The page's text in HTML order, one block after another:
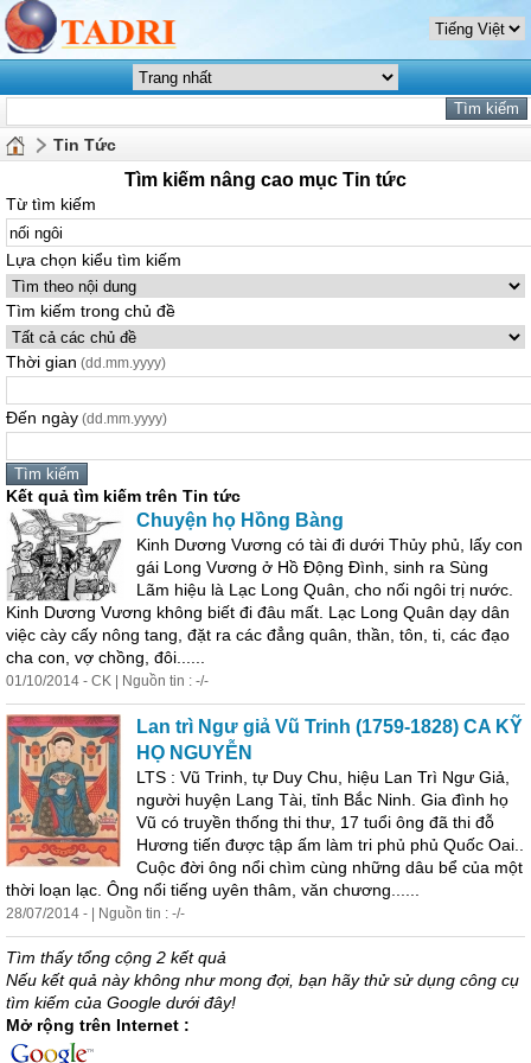
Tin Tức
Tìm kiếm nâng cao mục Tin tức
Từ tìm kiếm
Lựa chọn kiểu tìm kiếm
Tìm kiếm trong chủ đề
Thời gian (dd.mm.yyyy)
Đến ngày (dd.mm.yyyy)
Kết quả tìm kiếm trên Tin tức
Chuyện họ Hồng Bàng
Kinh Dương Vương có tài đi dưới Thủy phủ, lấy con
gái Long Vương ở Hồ Động Đình, sinh ra Sùng
Lãm hiệu là Lạc Long Quân, cho nối ngôi trị nước.
Kinh Dương Vương không biết đi đâu mất. Lạc Long Quân dạy dân
việc cày cấy nông tang, đặt ra các đẳng quân, thần, tôn, ti, các đạo
cha con, vợ chồng, đôi......
01/10/2014 - CK | Nguồn tin : -/-
Lan trì Ngư giả Vũ Trinh (1759-1828) CA KỸ
HỌ NGUYỄN
LTS : Vũ Trinh, tự Duy Chu, hiệu Lan Trì Ngư Giả,
người huyện Lang Tài, tỉnh Bắc Ninh. Gia đình họ
Vũ có truyền thống thi thư, 17 tuổi ông đã thi đỗ
Hương tiến được tập ấm làm tri phủ phủ Quốc Oai..
Cuộc đời ông nổi chìm cùng những dâu bể của một
thời loạn lạc. Ông nổi tiếng uyên thâm, văn chương......
28/07/2014 - | Nguồn tin : -/-
Tìm thấy tổng cộng 2 kết quả
Nếu kết quả này không như mong đợi, bạn hãy thử sử dụng công cụ
tìm kiếm của Google dưới đây!
Mở rộng trên Internet :